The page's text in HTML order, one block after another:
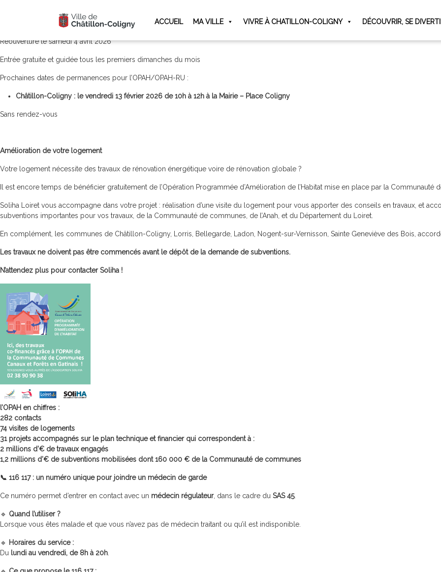
ACCUEIL MA VILLE VIVRE À CHATILLON-COLIGNY DÉCOUVRIR, SE
Sur ces semaines, la déchetterie sera ouverte uniquement de 7h00 à 14h00, du lundi au samedi.
Réouverture le samedi 4 avril 2026
Entrée gratuite et guidée tous les premiers dimanches du mois
Prochaines dates de permanences pour l’OPAH/OPAH-RU :
Châtillon-Coligny : le vendredi 13 février 2026 de 10h à 12h à la Mairie – Place Coligny
Sans rendez-vous
Amélioration de votre logement
Votre logement nécessite des travaux de rénovation énergétique voire de rénovation globale ?
Il est encore temps de bénéficier gratuitement de l’Opération Programmée d’Amélioration de l’Habitat mise en place par la Communauté
Soliha Loiret vous accompagne dans votre projet : réalisation d’une visite du logement pour vous apporter des conseils en travaux, et
subventions importantes pour vos travaux, de la Communauté de communes, de l’Anah, et du Département du Loiret.
En complément, les communes de Châtillon-Coligny, Lorris, Bellegarde, Ladon, Nogent-sur-Vernisson, Sainte Geneviève des Bois,
Les travaux ne doivent pas être commencés avant le dépôt de la demande de subventions.
N’attendez plus pour contacter Soliha !
l’OPAH en chiffres :
282 contacts
74 visites de logements
31 projets accompagnés sur le plan technique et financier qui correspondent à :
2 millions d’€ de travaux engagés
1,2 millions d’€ de subventions mobilisées dont 160 000 € de la Communauté de communes
📞 116 117 : un numéro unique pour joindre un médecin de garde
Ce numéro permet d’entrer en contact avec un médecin régulateur, dans le cadre du SAS 45.
🔹 Quand l’utiliser ?
Lorsque vous êtes malade et que vous n’avez pas de médecin traitant ou qu’il est indisponible.
🔹 Horaires du service :
Du lundi au vendredi, de 8h à 20h